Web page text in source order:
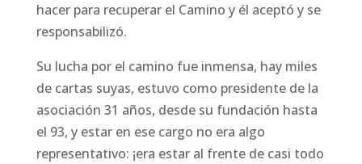
hacer para recuperar el Camino y él aceptó y se
responsabilizó.
Su lucha por el camino fue inmensa, hay miles
de cartas suyas, estuvo como presidente de la
asociación 31 años, desde su fundación hasta
el 93, y estar en ese cargo no era algo
representativo: ¡era estar al frente de casi todo